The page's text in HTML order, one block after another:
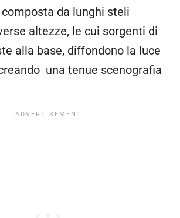
composta da lunghi steli
altezze, le cui sorgenti di
alla base, diffondono la luce
una tenue scenografia